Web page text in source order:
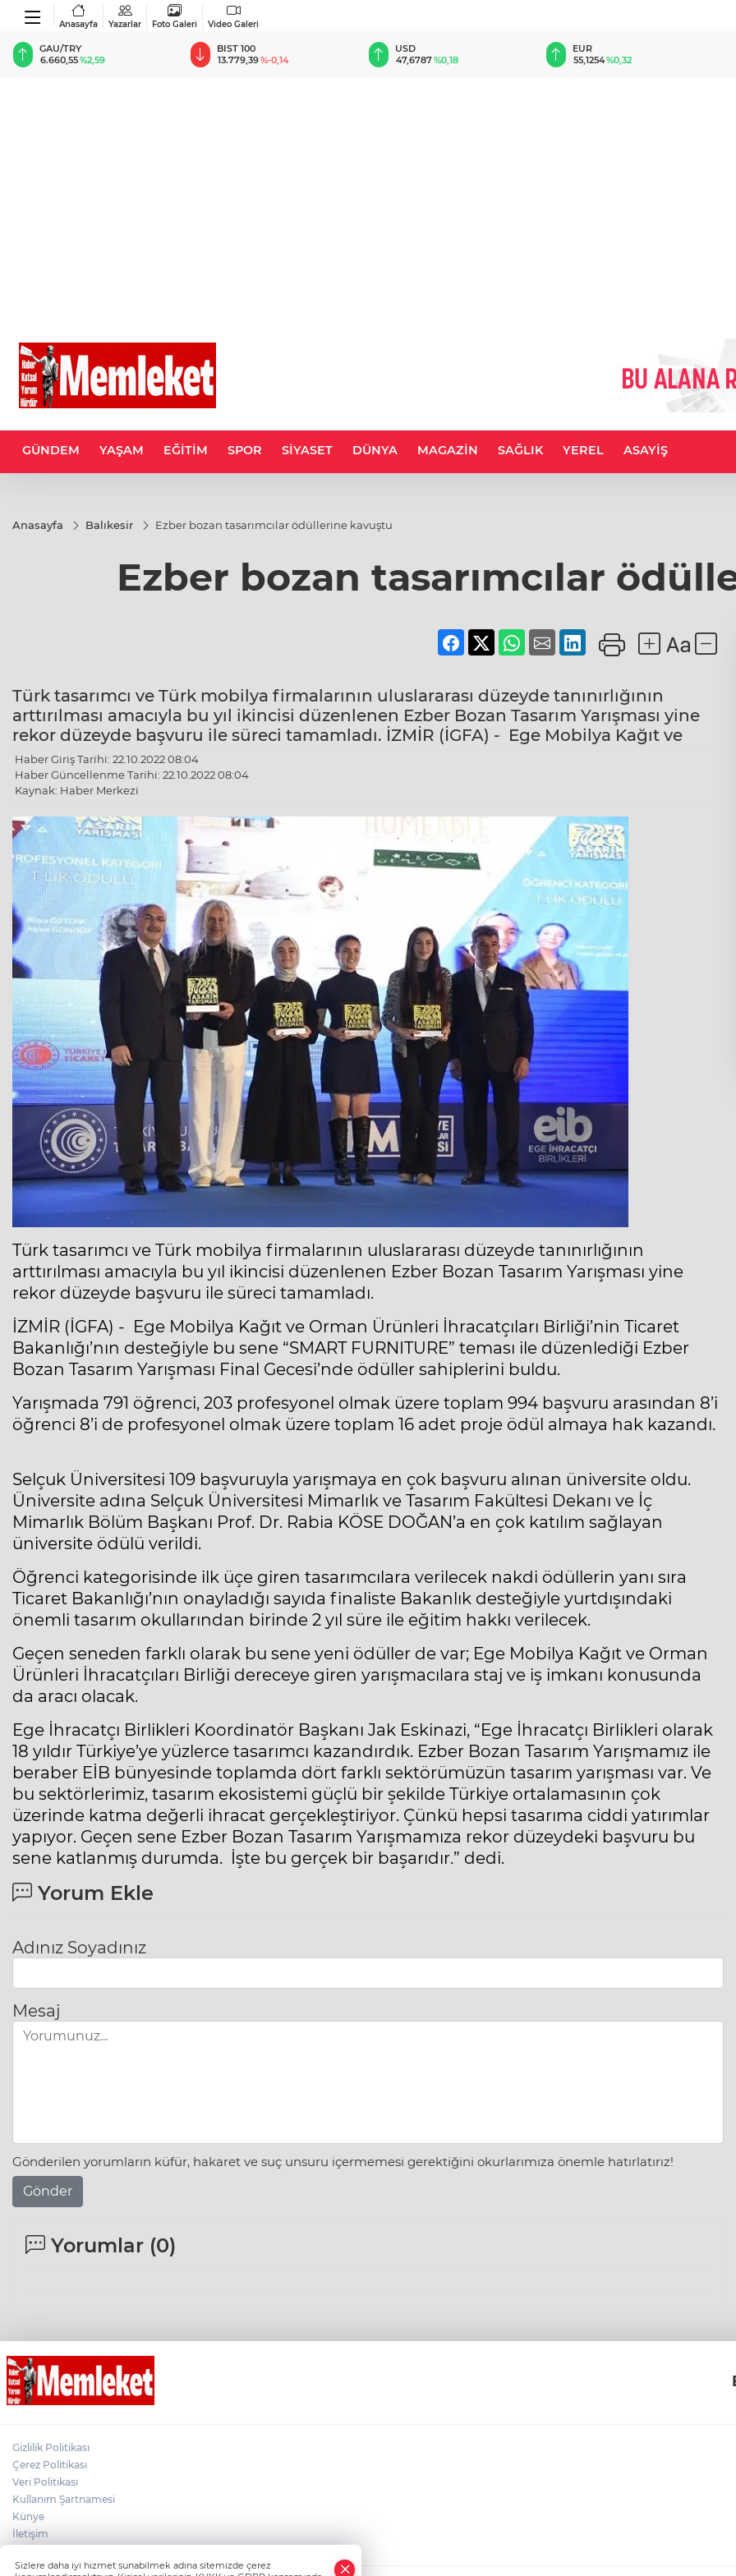
Anasayfa Yazarlar Foto Galeri Video Galeri
BIST 100
13.779,39%-0,14
USD
47,6787%0,18
EUR
55,1254%0,32
GBP
64,3468%0,38
GÜNDEM YAŞAM EĞİTİM SPOR SİYASET DÜNYA MAGAZİN SAĞLIK YEREL ASAYİŞ
Anasayfa Balıkesir Ezber bozan tasarımcılar ödüllerine kavuştu
Ezber bozan tasarımcılar
Türk tasarımcı ve Türk mobilya firmalarının uluslararası düzeyde tanınırlığının
arttırılması amacıyla bu yıl ikincisi düzenlenen Ezber Bozan Tasarım Yarışması yine
rekor düzeyde başvuru ile süreci tamamladı. İZMİR (İGFA) - Ege Mobilya Kağıt ve
Haber Giriş Tarihi: 22.10.2022 08:04
Haber Güncellenme Tarihi: 22.10.2022 08:04
Kaynak: Haber Merkezi
Türk tasarımcı ve Türk mobilya firmalarının uluslararası düzeyde tanınırlığının
arttırılması amacıyla bu yıl ikincisi düzenlenen Ezber Bozan Tasarım Yarışması yine
rekor düzeyde başvuru ile süreci tamamladı.
İZMİR (İGFA) - Ege Mobilya Kağıt ve Orman Ürünleri İhracatçıları Birliği’nin Ticaret
Bakanlığı’nın desteğiyle bu sene “SMART FURNITURE” teması ile düzenlediği Ezber
Bozan Tasarım Yarışması Final Gecesi’nde ödüller sahiplerini buldu.
Yarışmada 791 öğrenci, 203 profesyonel olmak üzere toplam 994 başvuru arasından 8’i
öğrenci 8’i de profesyonel olmak üzere toplam 16 adet proje ödül almaya hak kazandı.
Selçuk Üniversitesi 109 başvuruyla yarışmaya en çok başvuru alınan üniversite oldu.
Üniversite adına Selçuk Üniversitesi Mimarlık ve Tasarım Fakültesi Dekanı ve İç
Mimarlık Bölüm Başkanı Prof. Dr. Rabia KÖSE DOĞAN’a en çok katılım sağlayan
üniversite ödülü verildi.
Öğrenci kategorisinde ilk üçe giren tasarımcılara verilecek nakdi ödüllerin yanı sıra
Ticaret Bakanlığı’nın onayladığı sayıda finaliste Bakanlık desteğiyle yurtdışındaki
önemli tasarım okullarından birinde 2 yıl süre ile eğitim hakkı verilecek.
Geçen seneden farklı olarak bu sene yeni ödüller de var; Ege Mobilya Kağıt ve Orman
Ürünleri İhracatçıları Birliği dereceye giren yarışmacılara staj ve iş imkanı konusunda
da aracı olacak.
Ege İhracatçı Birlikleri Koordinatör Başkanı Jak Eskinazi, “Ege İhracatçı Birlikleri olarak
18 yıldır Türkiye’ye yüzlerce tasarımcı kazandırdık. Ezber Bozan Tasarım Yarışmamız ile
beraber EİB bünyesinde toplamda dört farklı sektörümüzün tasarım yarışması var. Ve
bu sektörlerimiz, tasarım ekosistemi güçlü bir şekilde Türkiye ortalamasının çok
üzerinde katma değerli ihracat gerçekleştiriyor. Çünkü hepsi tasarıma ciddi yatırımlar
yapıyor. Geçen sene Ezber Bozan Tasarım Yarışmamıza rekor düzeydeki başvuru bu
sene katlanmış durumda. İşte bu gerçek bir başarıdır.” dedi.
Yorum Ekle
Adınız Soyadınız
Mesaj
Gönderilen yorumların küfür, hakaret ve suç unsuru içermemesi gerektiğini okurlarımıza önemle hatırlatırız!
Gönder
Yorumlar (0)
Gizlilik Politikası
Çerez Politikası
Veri Politikası
Kullanım Şartnamesi
Künye
İletişim
Sizlere daha iyi hizmet sunabilmek adına sitemizde çerez